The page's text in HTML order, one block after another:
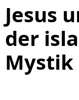
Jesus
der
Mystik